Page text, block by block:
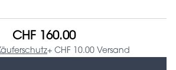
CHF 160.00
+ CHF 10.00 Versand